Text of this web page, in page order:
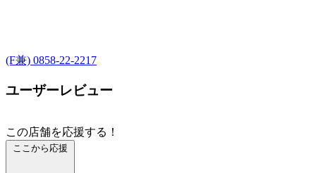
(F兼) 0858-22-2217
ユーザーレビュー
この店舗を応援する！
ここから応援